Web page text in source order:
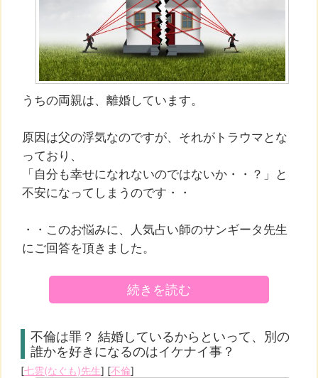
うちの両親は、離婚しています。
原因は父の浮気なのですが、それがトラウマとな
っており、
「自分も幸せになれないのではないか・・？」と
不安になってしまうのです・・
・・このお悩みに、人気占い師のサンギータ先生
にご回答を頂きました。
続きを読む
不倫は罪？ 結婚しているからといって、別の
誰かを好きになるのはイケナイ事？
[七雲(なぐも)先生] [不倫]